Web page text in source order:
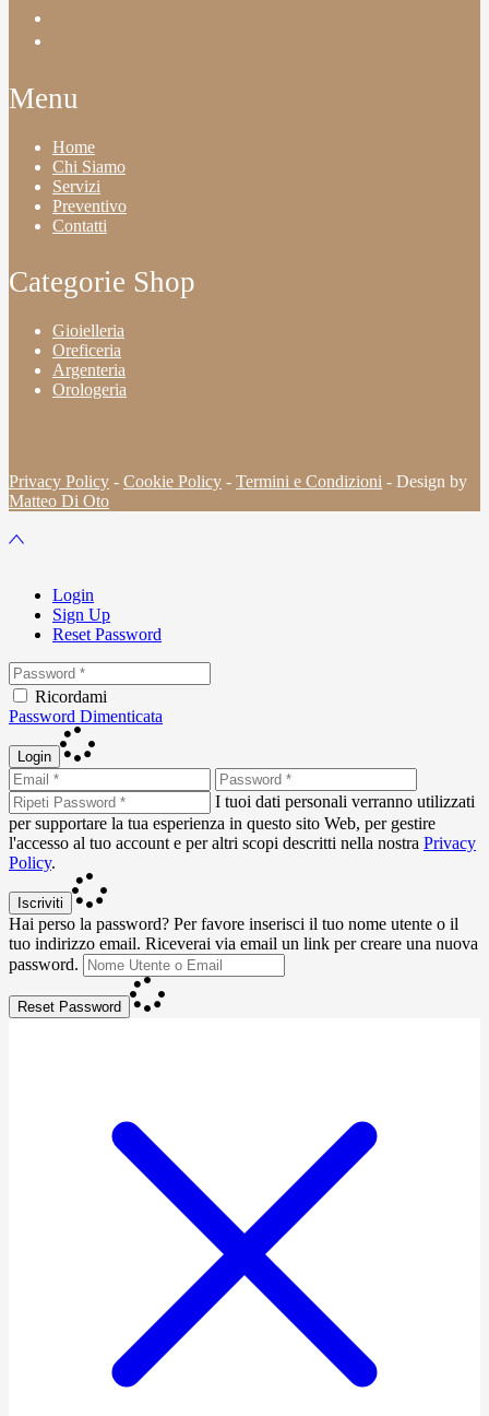
Menu
Home
Chi Siamo
Servizi
Preventivo
Contatti
Categorie Shop
Gioielleria
Oreficeria
Argenteria
Orologeria
Privacy Policy - Cookie Policy - Termini e Condizioni - Design by
Matteo Di Oto
Login
Sign Up
Reset Password
Ricordami
Password Dimenticata
Login
I tuoi dati personali verranno utilizzati
per supportare la tua esperienza in questo sito Web, per gestire
l'accesso al tuo account e per altri scopi descritti nella nostra Privacy
Policy.
Iscriviti
Hai perso la password? Per favore inserisci il tuo nome utente o il
tuo indirizzo email. Riceverai via email un link per creare una nuova
password.
Reset Password